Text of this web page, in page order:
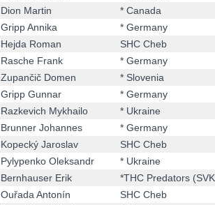
Dion Martin
* Canada
Gripp Annika
* Germany
Hejda Roman
SHC Cheb
Rasche Frank
* Germany
Zupančič Domen
* Slovenia
Gripp Gunnar
* Germany
Razkevich Mykhailo
* Ukraine
Brunner Johannes
* Germany
Kopecký Jaroslav
SHC Cheb
Pylypenko Oleksandr
* Ukraine
Bernhauser Erik
*THC Predators
Ouřada Antonín
SHC Cheb